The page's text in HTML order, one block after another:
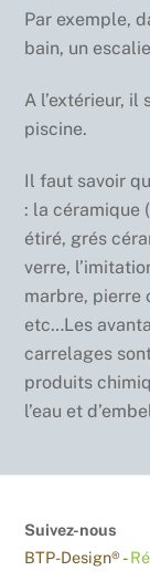
Par exemple,
bain, un
A l’extérieur, il
piscine.
Il faut savoir
: la céramique
étiré, grés
verre,
marbre, pierre
etc…Les
carrelages
produits
l’eau et
Suivez-nous
BTP-Design® -